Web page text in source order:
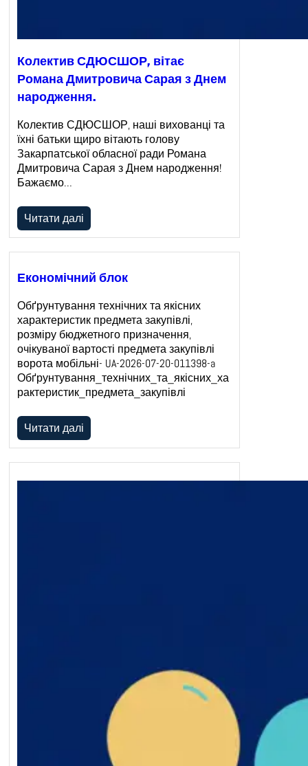
Колектив СДЮСШОР, вітає
Романа Дмитровича Сарая з Днем
народження.
Колектив СДЮСШОР, наші вихованці та
їхні батьки щиро вітають голову
Закарпатської обласної ради Романа
Дмитровича Сарая з Днем народження!
Бажаємо…
Читати далі
Економічний блок
Обґрунтування технічних та якісних
характеристик предмета закупівлі,
розміру бюджетного призначення,
очікуваної вартості предмета закупівлі
ворота мобільні- UA-2026-07-20-011398-a
Обґрунтування_технічних_та_якісних_ха
рактеристик_предмета_закупівлі
Читати далі